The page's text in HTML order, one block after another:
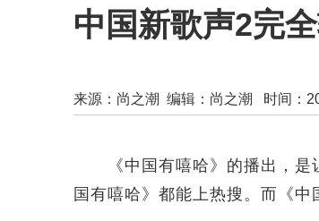
中国新歌声2完
来源： 尚之潮 编辑：尚之潮 时间：
《中国有嘻哈》的播出，是
国有嘻哈》都能上热搜。而《中